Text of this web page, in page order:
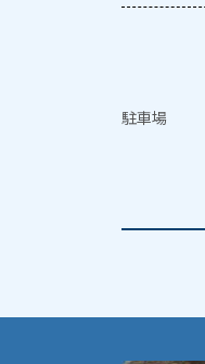
駐車場